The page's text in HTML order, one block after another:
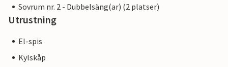
Sovrum nr. 2 - Dubbelsäng(ar) (2 platser)
Utrustning
El-spis
Kylskåp